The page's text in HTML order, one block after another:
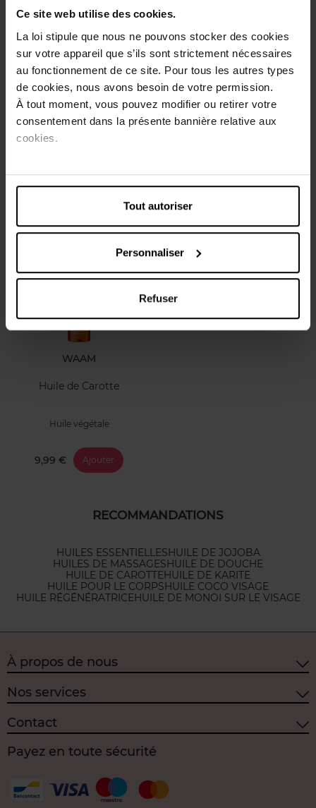
Ce site web utilise des cookies.
La loi stipule que nous ne pouvons stocker des cookies
sur votre appareil que s’ils sont strictement nécessaires
au fonctionnement de ce site. Pour tous les autres types
de cookies, nous avons besoin de votre permission.
À tout moment, vous pouvez modifier ou retirer votre
consentement dans la présente bannière relative aux
cookies.
Tout autoriser
Personnaliser
Refuser
Bio
WAAM
Huile de Coco
Huile végétale
WAAM
Huile de Carotte
Huile végétale
9,99 € Ajouter
RECOMMANDATIONS
HUILES ESSENTIELLESHUILE DE JOJOBA
HUILES DE MASSAGESHUILE DE DOUCHE
HUILE DE CAROTTEHUILE DE KARITE
HUILE POUR LE CORPSHUILE COCO VISAGE
HUILE RÉGÉNÉRATRICEHUILE DE MONOI SUR LE VISAGE
À propos de nous
Nos services
Contact
Payez en toute sécurité